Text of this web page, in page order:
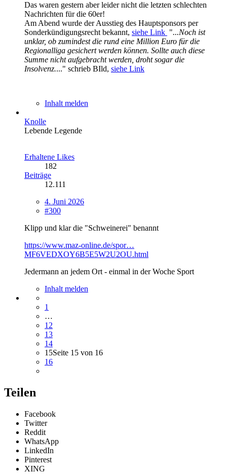
Das waren gestern aber leider nicht die letzten schlechten
Nachrichten für die 60er!
Am Abend wurde der Ausstieg des Hauptsponsors per
Sonderkündigungsrecht bekannt, siehe Link "...Noch ist
unklar, ob zumindest die rund eine Million Euro für die
Regionalliga gesichert werden können. Sollte auch diese
Summe nicht aufgebracht werden, droht sogar die
Insolvenz...." schrieb BIld, siehe Link
Inhalt melden
Knolle
Lebende Legende
Erhaltene Likes
182
Beiträge
12.111
4. Juni 2026
#300
Klipp und klar die "Schweinerei" benannt
https://www.maz-online.de/spor…
MF6VEDXOY6B5E5W2U2OU.html
Jedermann an jedem Ort - einmal in der Woche Sport
Inhalt melden
1
…
12
13
14
15Seite 15 von 16
16
Teilen
Facebook
Twitter
Reddit
WhatsApp
LinkedIn
Pinterest
XING